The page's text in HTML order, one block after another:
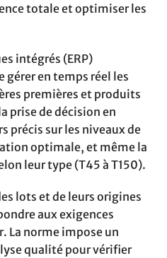
totale et optimiser les
intégrés (ERP)
en temps réel les
premières et produits
prise de décision en
précis sur les niveaux de
optimale, et même la
leur type (T45 à T150).
lots et de leurs origines
aux exigences
La norme impose un
qualité pour vérifier